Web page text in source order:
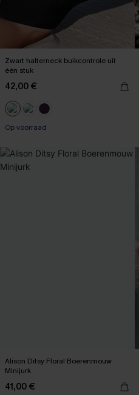
Zwart halterneck buikcontrole uit
één stuk
42,00 €
Op voorraad
Alison Ditsy Floral Boerenmouw
Minijurk
41,00 €